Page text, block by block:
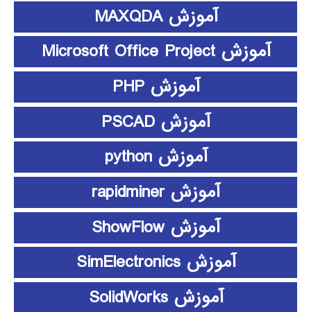
آموزش MAXQDA
آموزش Microsoft Office Project
آموزش PHP
آموزش PSCAD
آموزش python
آموزش rapidminer
آموزش ShowFlow
آموزش SimElectronics
آموزش SolidWorks